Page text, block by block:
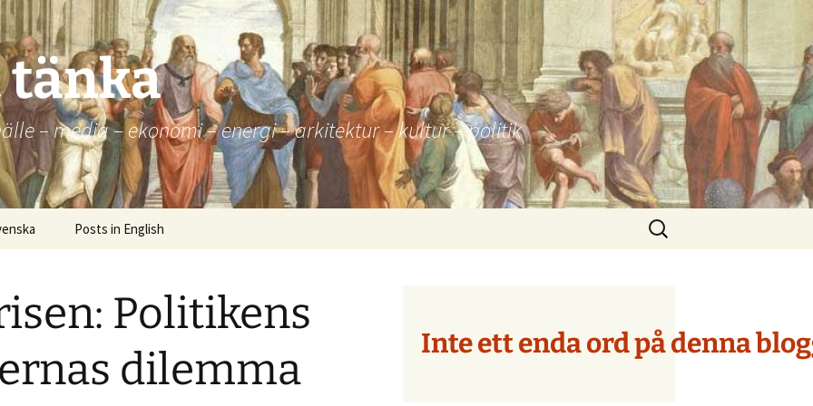
– media – ekonomi – energi – arkitektur – kultur – politik
Posts in English
Sök
efter:
Politikens
dilemma
Inte ett enda ord på denna